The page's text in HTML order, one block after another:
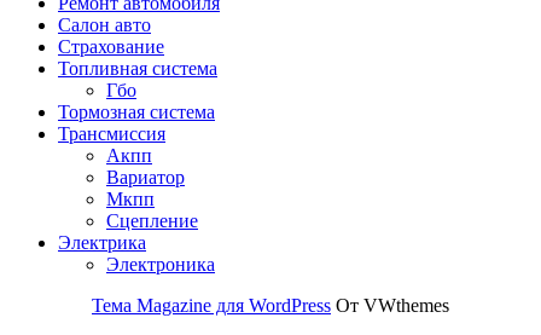
Салон авто
Страхование
Топливная система
Гбо
Тормозная система
Трансмиссия
Акпп
Вариатор
Мкпп
Сцепление
Электрика
Электроника
Тема Magazine для WordPress От VWthemes